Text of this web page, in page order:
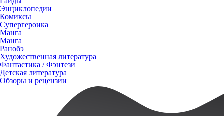
Энциклопедии
Комиксы
Супергероика
Манга
Манга
Ранобэ
Художественная литература
Фантастика / Фэнтези
Детская литература
Обзоры и рецензии